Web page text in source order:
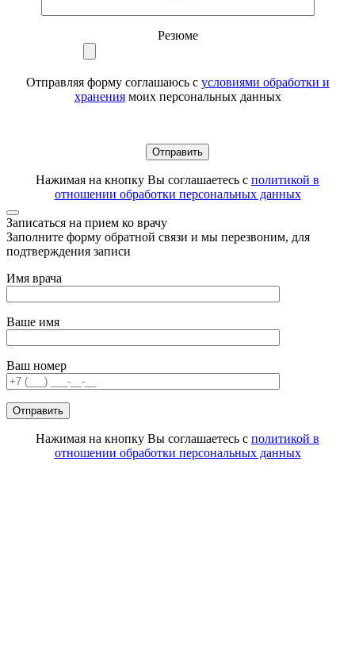
Резюме
Отправляя форму соглашаюсь с условиями обработки и
хранениямоих персональных данных
Нажимая на кнопку Вы соглашаетесь с политикой в
отношении обработки персональных данных
Записаться на прием ко врачу
Заполните форму обратной связи и мы перезвоним, для
подтверждения записи
Имя врача
Ваше имя
Ваш номер
Нажимая на кнопку Вы соглашаетесь с политикой в
отношении обработки персональных данных